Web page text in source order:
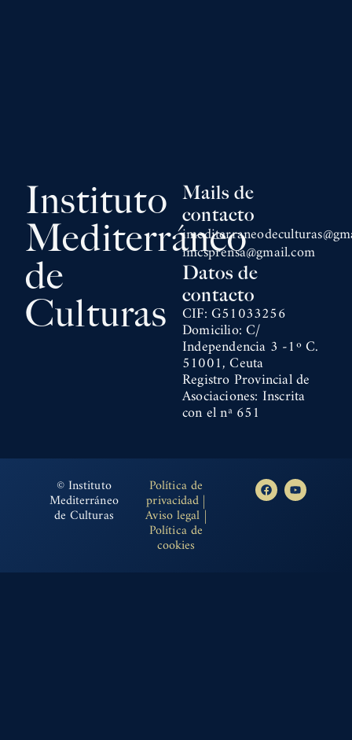
Instituto
Mediterráneo
de
Culturas
Mails de
contacto
imcsprensa@gmail.com
Datos de
contacto
CIF: G51033256
Domicilio: C/
Independencia 3 -1º C.
51001, Ceuta
Registro Provincial de
Asociaciones: Inscrita
con el nª 651
© Instituto
Mediterráneo
de Culturas
Política de
privacidad
Aviso legal
Política de
cookies